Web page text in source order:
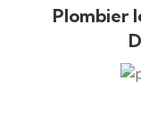
Plombier